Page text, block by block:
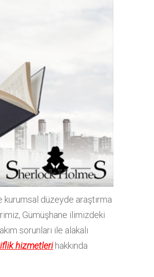
kurumsal düzeyde araştırma
Gümüşhane ilimizdeki
sorunları ile alakalı
hizmetlerihakkında